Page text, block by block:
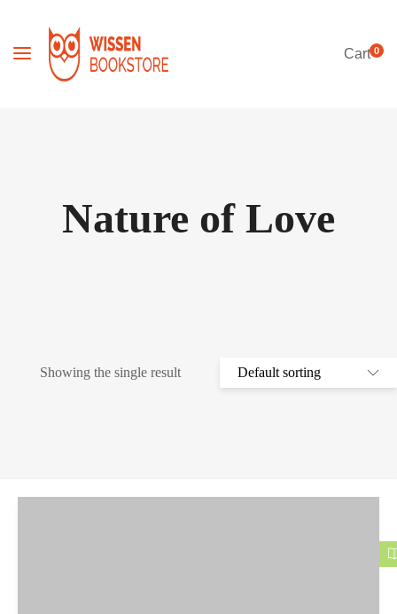
Cart0
Nature of Love
Showing the single result